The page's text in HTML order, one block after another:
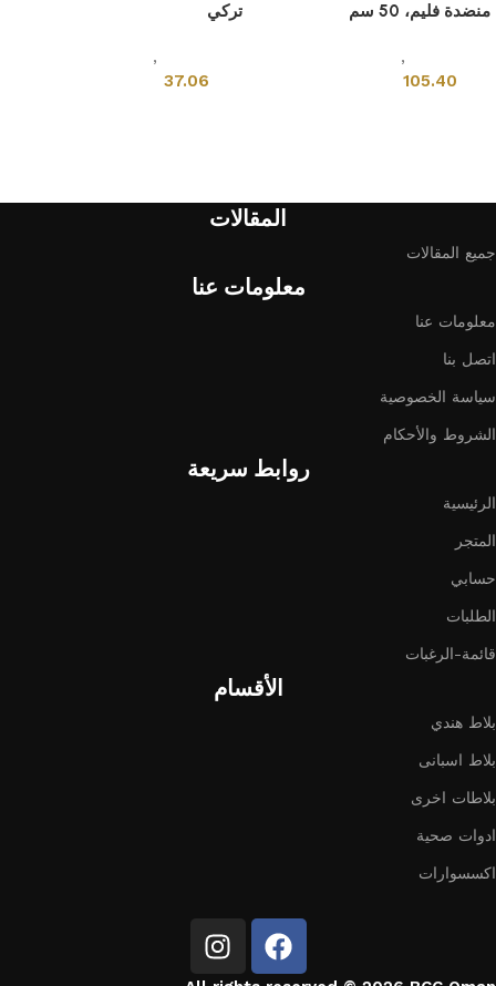
منضدة فليم، 50 سم
,
105.40
تركي
,
37.06
المقالات
جميع المقالات
معلومات عنا
معلومات عنا
اتصل بنا
سياسة الخصوصية
الشروط والأحكام
روابط سريعة
الرئيسية
المتجر
حسابي
الطلبات
قائمة-الرغبات
الأقسام
بلاط هندي
بلاط اسبانى
بلاطات اخرى
ادوات صحية
اكسسوارات